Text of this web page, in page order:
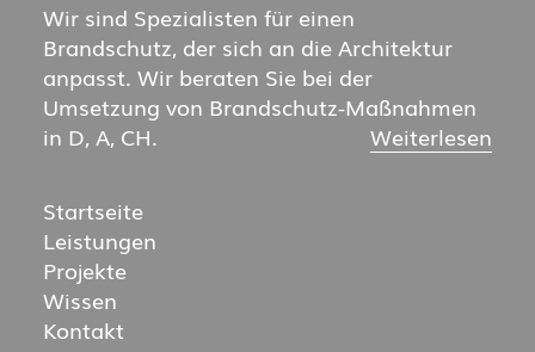
Wir sind Spezialisten für einen
Brandschutz, der sich an die Architektur
anpasst. Wir beraten Sie bei der
Umsetzung von Brandschutz-Maßnahmen
in D, A, CH.
Weiterlesen
Startseite
Leistungen
Projekte
Wissen
Kontakt